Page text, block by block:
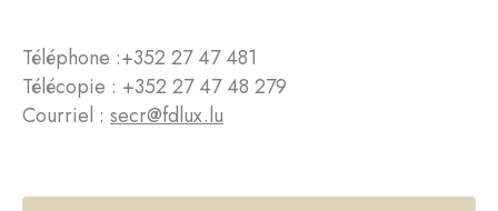
Téléphone :+352 27 47 481
Télécopie : +352 27 47 48 279
Courriel : secr@fdlux.lu